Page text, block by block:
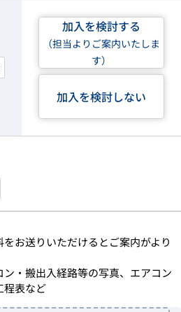
加入を検討する
（担当よりご案内いたしま
す）
加入を検討しない
お送りいただけるとご案内がより
・搬出入経路等の写真、エアコン
程表など